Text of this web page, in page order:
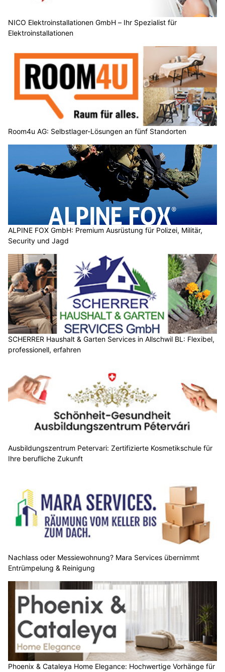
NICO Elektroinstallationen GmbH – Ihr Spezialist für
Elektroinstallationen
Room4u AG: Selbstlager-Lösungen an fünf Standorten
ALPINE FOX GmbH: Premium Ausrüstung für Polizei, Militär,
Security und Jagd
SCHERRER Haushalt & Garten Services in Allschwil BL: Flexibel,
professionell, erfahren
Ausbildungszentrum Petervari: Zertifizierte Kosmetikschule für
Ihre berufliche Zukunft
Nachlass oder Messiewohnung? Mara Services übernimmt
Entrümpelung & Reinigung
Phoenix & Cataleya Home Elegance: Hochwertige Vorhänge für